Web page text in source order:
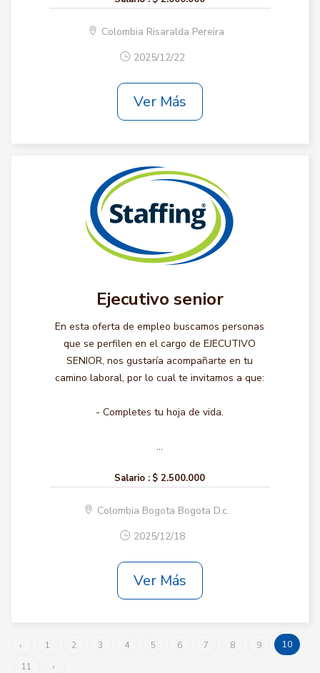
Colombia Risaralda Pereira
2025/12/22
Ver Más
Ejecutivo senior
En esta oferta de empleo buscamos personas
que se perfilen en el cargo de EJECUTIVO
SENIOR, nos gustaría acompañarte en tu
camino laboral, por lo cual te invitamos a que:
- Completes tu hoja de vida.
...
Salario : $ 2.500.000
Colombia Bogota Bogota D.c.
2025/12/18
Ver Más
‹ 1 2 3 4 5 6 7 8 9
10
11
›